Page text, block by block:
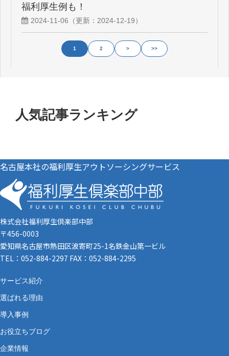
福利厚生例も！
2024-11-06 （更新： 2024-12-19）
1 2 > >>
人気記事ランキング
名古屋本社の福利厚生アウトソーシングサービス
株式会社福利厚生倶楽部中部
〒456-0003
愛知県名古屋市熱田区波寄町25-1名鉄金山第一ビル
TEL：052-884-2297 FAX：052-884-2295
サービス紹介
選ばれる理由
導入事例
お役立ちブログ
企業情報